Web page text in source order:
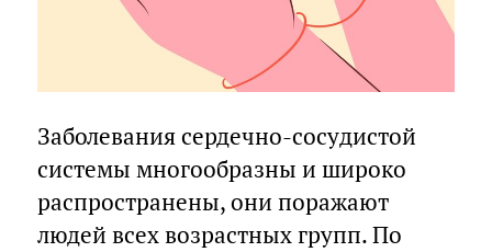
Заболевания сердечно-сосудистой
системы многообразны и широко
распространены, они поражают
людей всех возрастных групп. По